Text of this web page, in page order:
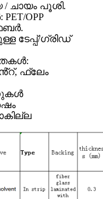
ചായം പൂശി.
OPP
ടേപ്പ്/ഗ്രിഡ്
ഫ്ലേം